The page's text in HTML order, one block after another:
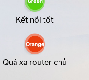
Kết nối tốt
Quá xa router chủ